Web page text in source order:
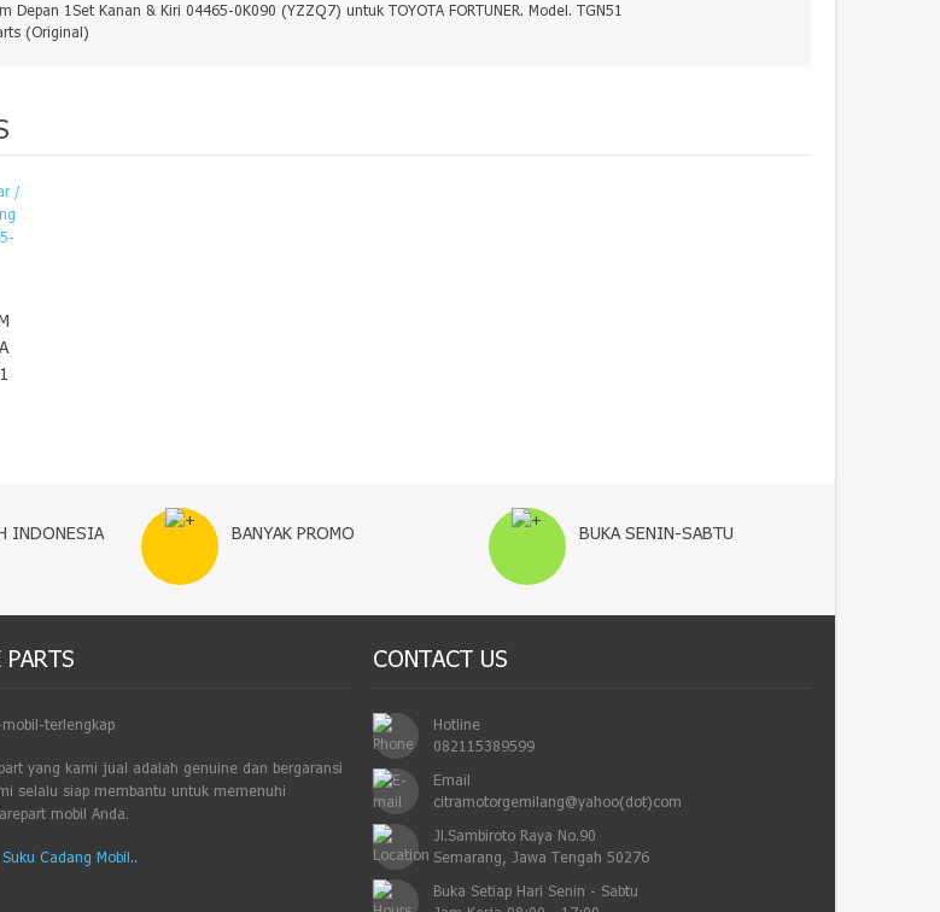
Depan 1Set Kanan & Kiri 04465-0K090 (YZZQ7) untuk TOYOTA FORTUNER. Model. TGN51
(Original)
INDONESIA BANYAK PROMO BUKA SENIN-SABTU
PARTS
yang kami jual adalah genuine dan bergaransi
selalu siap membantu untuk memenuhi
mobil Anda.
Cadang Mobil..
CONTACT US
Hotline
082115389599
Email
citramotorgemilang@yahoo(dot)com
Jl.Sambiroto Raya No.90
Semarang, Jawa Tengah 50276
Buka Setiap Hari Senin - Sabtu